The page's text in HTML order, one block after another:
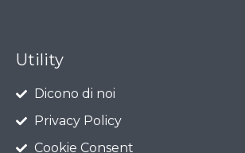
Utility
Dicono di noi
Privacy Policy
Cookie Consent